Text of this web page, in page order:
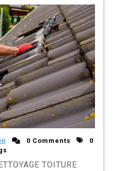
0 Comments
0
TOITURE